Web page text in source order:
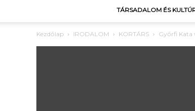
TÁRSADALOM ÉS
Kezdőlap IRODALOM KORTÁRS Győrfi Kata